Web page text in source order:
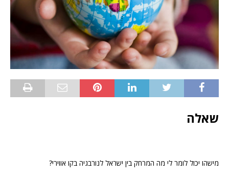
שאלה
מישהו יכול לומר לי מה המרחק בין ישראל לנורבגיה בקו אווירי?